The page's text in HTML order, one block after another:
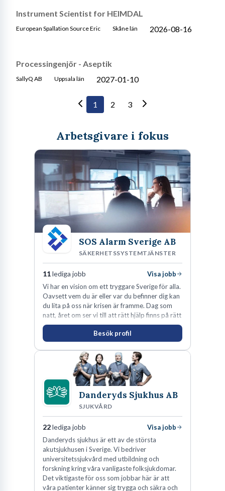
Instrument Scientist for HEIMDAL
European Spallation Source Eric Skåne län 2026-08-16
Processingenjör - Aseptik
SallyQ AB Uppsala län 2027-01-10
1 2 3
Arbetsgivare i fokus
SOS Alarm Sverige AB
SÄKERHETSSYSTEMTJÄNSTER
11lediga jobb
Visa jobb
Vi har en vision om ett tryggare Sverige för alla.
Oavsett vem du är eller var du befinner dig kan
du lita på oss när krisen är framme. Dag som
natt, året om ser vi till att rätt hjälp finns på rätt
plats i rätt tid.
Besök profil
Danderyds Sjukhus AB
SJUKVÅRD
22lediga jobb
Visa jobb
Danderyds sjukhus är ett av de största
akutsjukhusen i Sverige. Vi bedriver
universitetssjukvård med utbildning och
forskning kring våra vanligaste folksjukdomar.
Det viktigaste för oss som jobbar här är att
våra patienter känner sig trygga och säkra och